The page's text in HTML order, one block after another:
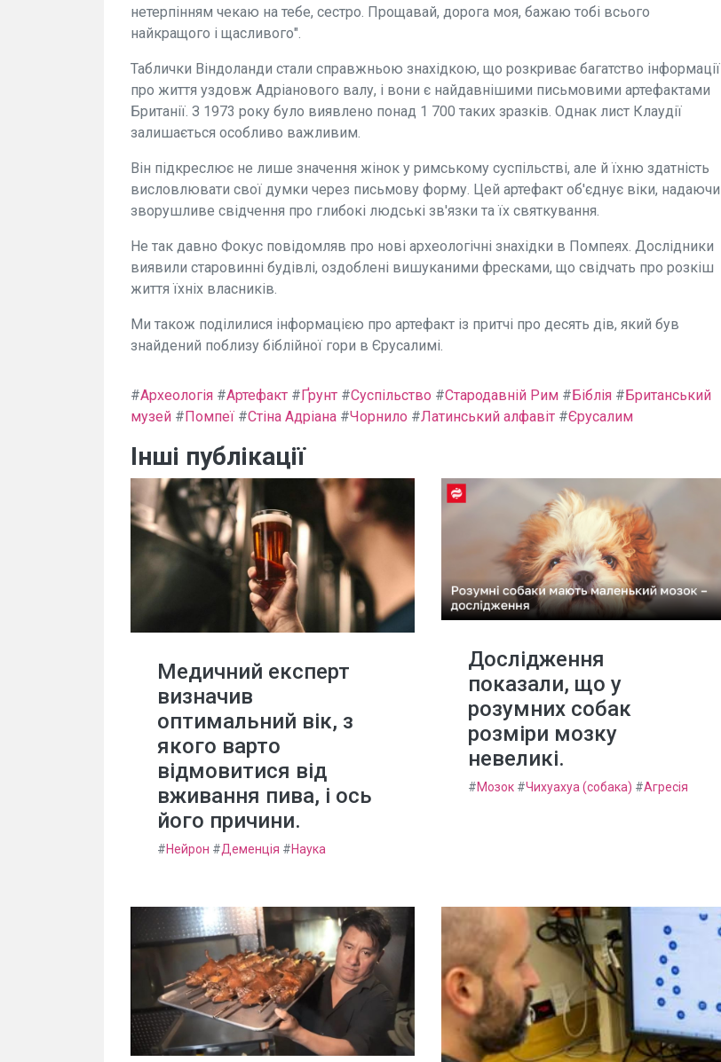
нетерпінням чекаю на тебе, сестро. Прощавай, дорога моя, бажаю тобі всього
найкращого і щасливого".
Таблички Віндоланди стали справжньою знахідкою, що розкриває багатство інформації
про життя уздовж Адріанового валу, і вони є найдавнішими письмовими артефактами
Британії. З 1973 року було виявлено понад 1 700 таких зразків. Однак лист Клаудії
залишається особливо важливим.
Він підкреслює не лише значення жінок у римському суспільстві, але й їхню здатність
висловлювати свої думки через письмову форму. Цей артефакт об'єднує віки, надаючи
зворушливе свідчення про глибокі людські зв'язки та їх святкування.
Не так давно Фокус повідомляв про нові археологічні знахідки в Помпеях. Дослідники
виявили старовинні будівлі, оздоблені вишуканими фресками, що свідчать про розкіш
життя їхніх власників.
Ми також поділилися інформацією про артефакт із притчі про десять дів, який був
знайдений поблизу біблійної гори в Єрусалимі.
#Археологія #Артефакт #Ґрунт #Суспільство #Стародавній Рим #Біблія #Британський
музей #Помпеї #Стіна Адріана #Чорнило #Латинський алфавіт #Єрусалим
Інші публікації
Медичний експерт
визначив
оптимальний вік, з
якого варто
відмовитися від
вживання пива, і ось
його причини.
#Нейрон #Деменція #Наука
Дослідження
показали, що у
розумних собак
розміри мозку
невеликі.
#Мозок #Чихуахуа (собака) #Агресія